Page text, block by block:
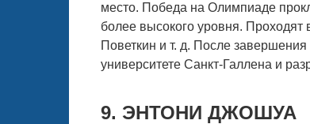
место. Победа на Олимпиаде
более высокого уровня.
Поветкин и т. д. После
университете Санкт-Галлена и
9. ЭНТОНИ ДЖОШУА